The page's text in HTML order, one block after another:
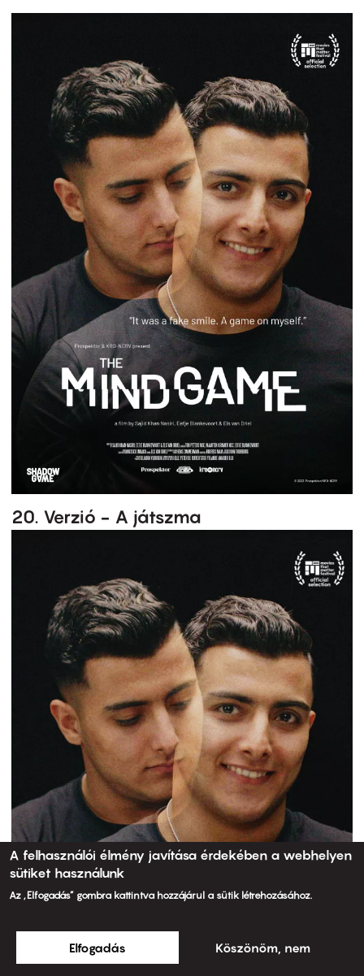
20. Verzió - A játszma
A felhasználói élmény javítása érdekében a webhelyen
sütiket használunk
Az „Elfogadás” gombra kattintva hozzájárul a sütik létrehozásához.
Elfogadás Köszönöm, nem